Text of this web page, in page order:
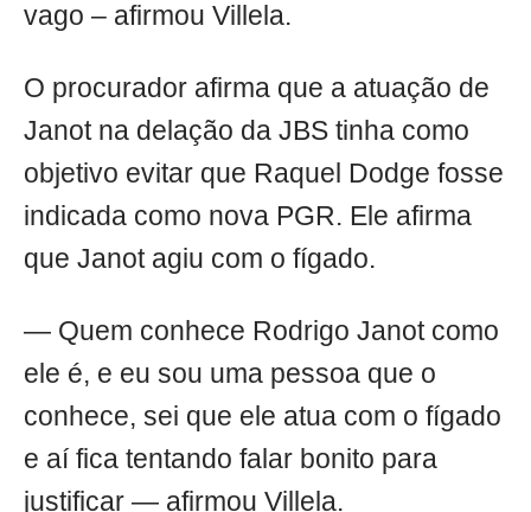
vago – afirmou Villela.
O procurador afirma que a atuação de
Janot na delação da JBS tinha como
objetivo evitar que Raquel Dodge fosse
indicada como nova PGR. Ele afirma
que Janot agiu com o fígado.
— Quem conhece Rodrigo Janot como
ele é, e eu sou uma pessoa que o
conhece, sei que ele atua com o fígado
e aí fica tentando falar bonito para
justificar — afirmou Villela.